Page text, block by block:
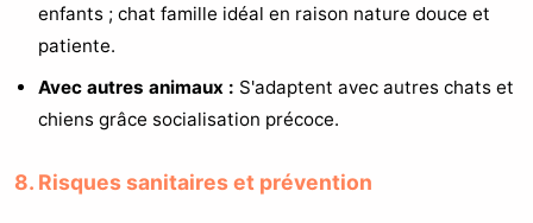
enfants ; chat famille idéal en raison nature douce et
patiente.
Avec autres animaux : S'adaptent avec autres chats et
chiens grâce socialisation précoce.
8. Risques sanitaires et prévention